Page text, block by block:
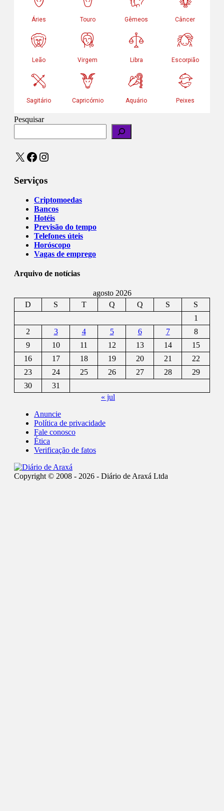
Pesquisar
X Facebook
Instagram
Serviços
Criptomoedas
Bancos
Hotéis
Previsão do tempo
Telefones úteis
Horóscopo
Vagas de emprego
Arquivo de notícias
agosto 2026
D
S T Q Q S
S
1
2
3 4 5 6 7
8
9
10 11 12 13 14
15
16
17 18 19 20 21
22
23
24 25 26 27 28
29
30
31
« jul
Anuncie
Política de privacidade
Fale conosco
Ética
Verificação de fatos
Copyright © 2008 - 2026 - Diário de Araxá Ltda